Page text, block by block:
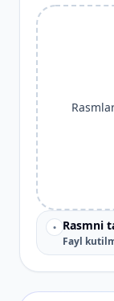
• Rasmni
Fayl